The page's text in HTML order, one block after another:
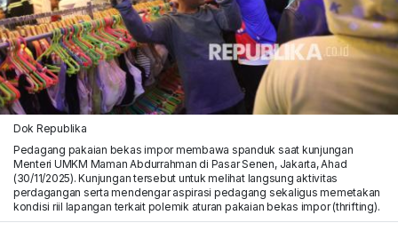
Dok Republika
Pedagang pakaian bekas impor membawa spanduk saat kunjungan
Menteri UMKM Maman Abdurrahman di Pasar Senen, Jakarta, Ahad
(30/11/2025). Kunjungan tersebut untuk melihat langsung aktivitas
perdagangan serta mendengar aspirasi pedagang sekaligus memetakan
kondisi riil lapangan terkait polemik aturan pakaian bekas impor (thrifting).